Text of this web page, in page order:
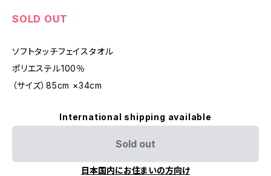
SOLD OUT
ソフトタッチフェイスタオル
ポリエステル100％
（サイズ）85cm ×34cm
International shipping available
Sold out
日本国内にお住まいの方向け